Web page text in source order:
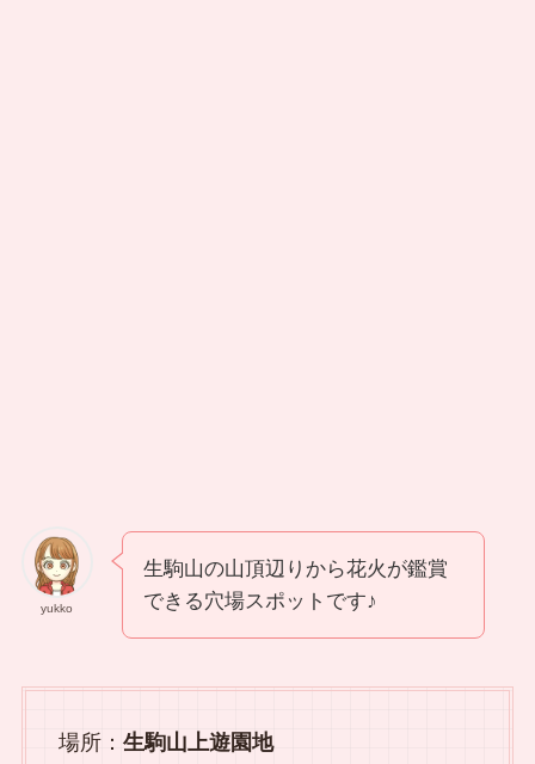
yukko
生駒山の山頂辺りから花火が鑑賞
できる穴場スポットです♪
場所： 生駒山上遊園地